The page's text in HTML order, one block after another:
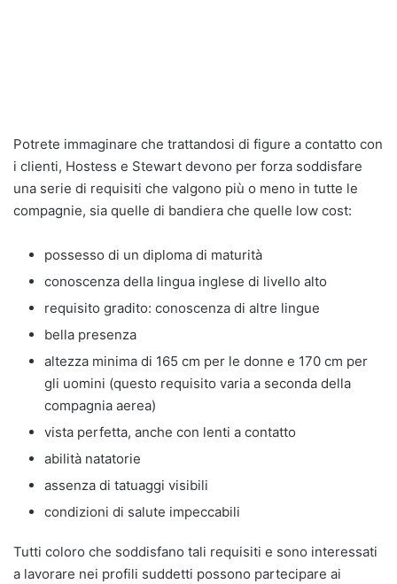
Potrete immaginare che trattandosi di figure a contatto con
i clienti, Hostess e Stewart devono per forza soddisfare
una serie di requisiti che valgono più o meno in tutte le
compagnie, sia quelle di bandiera che quelle low cost:
possesso di un diploma di maturità
conoscenza della lingua inglese di livello alto
requisito gradito: conoscenza di altre lingue
bella presenza
altezza minima di 165 cm per le donne e 170 cm per
gli uomini (questo requisito varia a seconda della
compagnia aerea)
vista perfetta, anche con lenti a contatto
abilità natatorie
assenza di tatuaggi visibili
condizioni di salute impeccabili
Tutti coloro che soddisfano tali requisiti e sono interessati
a lavorare nei profili suddetti possono partecipare ai